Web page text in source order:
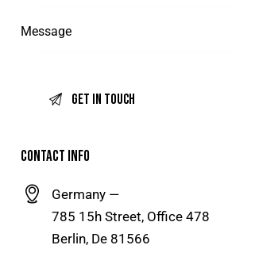
CONTACT INFO
Germany —
785 15h Street, Office 478
Berlin, De 81566